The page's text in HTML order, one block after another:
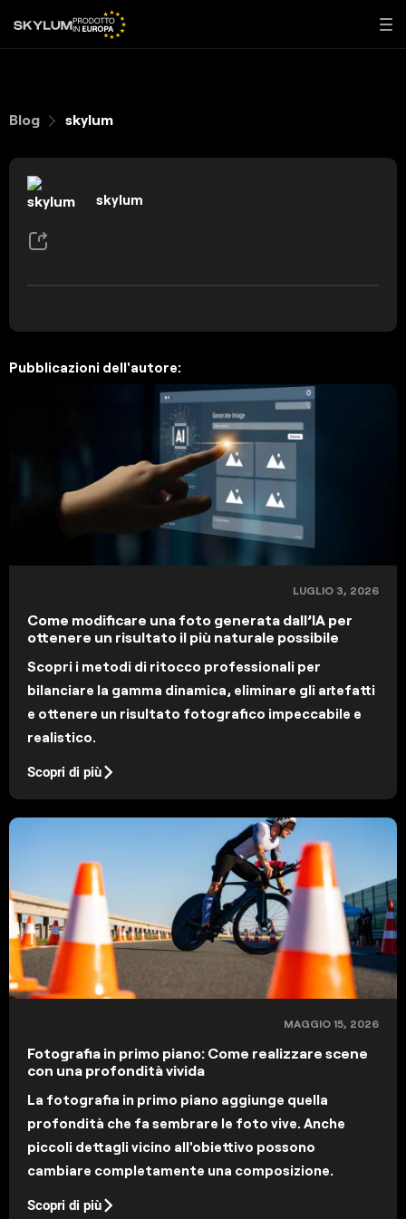
Blog skylum
skylum
Pubblicazioni dell'autore:
LUGLIO 3, 2026
Come modificare una foto generata dall’IA per
ottenere un risultato il più naturale possibile
Scopri i metodi di ritocco professionali per
bilanciare la gamma dinamica, eliminare gli artefatti
e ottenere un risultato fotografico impeccabile e
realistico.
Scopri di più
MAGGIO 15, 2026
Fotografia in primo piano: Come realizzare scene
con una profondità vivida
La fotografia in primo piano aggiunge quella
profondità che fa sembrare le foto vive. Anche
piccoli dettagli vicino all'obiettivo possono
cambiare completamente una composizione.
Scopri di più